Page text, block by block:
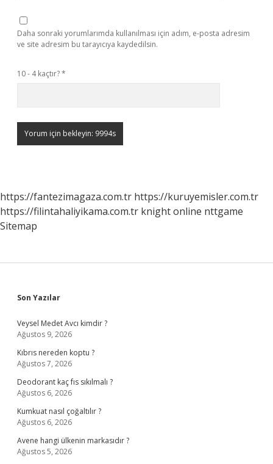
Daha sonraki yorumlarımda kullanılması için adım, e-posta adresim
ve site adresim bu tarayıcıya kaydedilsin.
10 - 4 kaçtır?*
https://fantezimagaza.com.tr https://kuruyemisler.com.tr
https://filintahaliyikama.com.tr knight online nttgame
Sitemap
Sidebar
Son Yazılar
Veysel Medet Avcı kimdir ?
Ağustos 9, 2026
Kıbrıs nereden koptu ?
Ağustos 7, 2026
Deodorant kaç fıs sıkılmalı ?
Ağustos 6, 2026
Kumkuat nasıl çoğaltılır ?
Ağustos 6, 2026
Avene hangi ülkenin markasıdır ?
Ağustos 5, 2026